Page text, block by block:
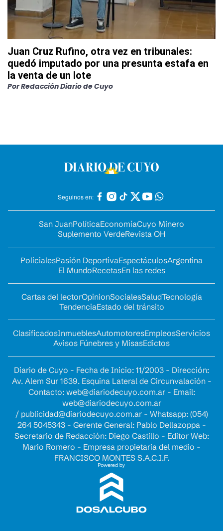
Juan Cruz Rufino, otra vez en tribunales:
quedó imputado por una presunta estafa en
la venta de un lote
PorRedacción Diario de Cuyo
Seguinos en:
San JuanPolíticaEconomíaCuyo Minero
Suplemento VerdeRevista OH
PolicialesPasión DeportivaEspectáculosArgentina
El MundoRecetasEn las redes
Cartas del lectorOpinionSocialesSaludTecnología
TendenciaEstado del tránsito
ClasificadosInmueblesAutomotoresEmpleosServicios
Avisos Fúnebres y MisasEdictos
Diario de Cuyo - Fecha de Inicio: 11/2003 - Dirección:
Av. Alem Sur 1639. Esquina Lateral de Circunvalación -
Contacto: web@diariodecuyo.com.ar- Email:
web@diariodecuyo.com.ar
/ publicidad@diariodecuyo.com.ar- Whatsapp: (054)
264 5045343 - Gerente General: Pablo Dellazoppa -
Secretario de Redacción: Diego Castillo - Editor Web:
Mario Romero - Empresa propietaria del medio -
FRANCISCO MONTES S.A.C.I.F.